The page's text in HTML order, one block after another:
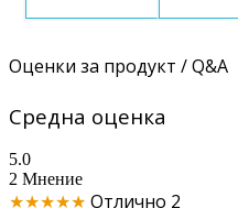
Оценки за продукт / Q&A
Средна оценка
5.0
2 Мнение
★★★★★ Отлично 2